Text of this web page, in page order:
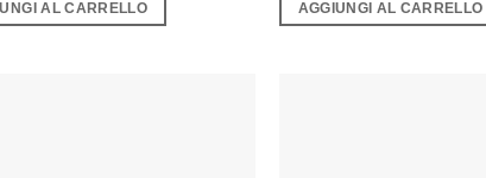
AL CARRELLO AGGIUNGI AL CARRELLO